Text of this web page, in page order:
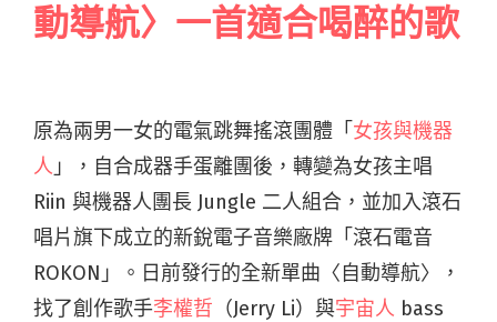
動導航〉一首適合喝醉的歌
原為兩男一女的電氣跳舞搖滾團體「 女孩與機器
人 」，自合成器手蛋離團後，轉變為女孩主唱
Riin 與機器人團長 Jungle 二人組合，並加入滾石
唱片旗下成立的新銳電子音樂廠牌「滾石電音
ROKON」。日前發行的全新單曲〈自動導航〉，
找了創作歌手李權哲 （Jerry Li）與宇宙人 bass